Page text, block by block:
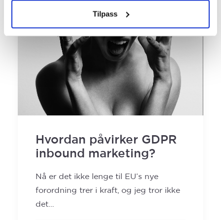
Tilpass
Hvordan påvirker GDPR
inbound marketing?
Nå er det ikke lenge til EU’s nye
forordning trer i kraft, og jeg tror ikke
det…